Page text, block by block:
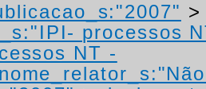
>
processos
NT -